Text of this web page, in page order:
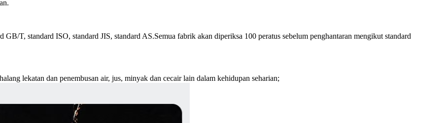
GB/T, standard ISO, standard JIS, standard AS.Semua fabrik akan diperiksa 100 peratus sebelum penghantaran mengikut standard
lekatan dan penembusan air, jus, minyak dan cecair lain dalam kehidupan seharian;